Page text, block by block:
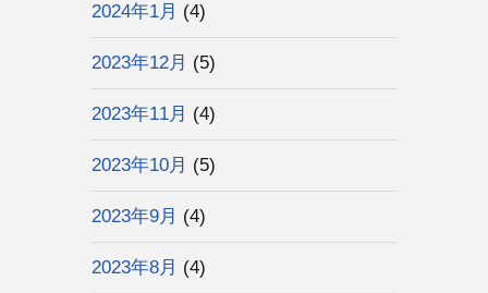
2024年1月 (4)
2023年12月 (5)
2023年11月 (4)
2023年10月 (5)
2023年9月 (4)
2023年8月 (4)